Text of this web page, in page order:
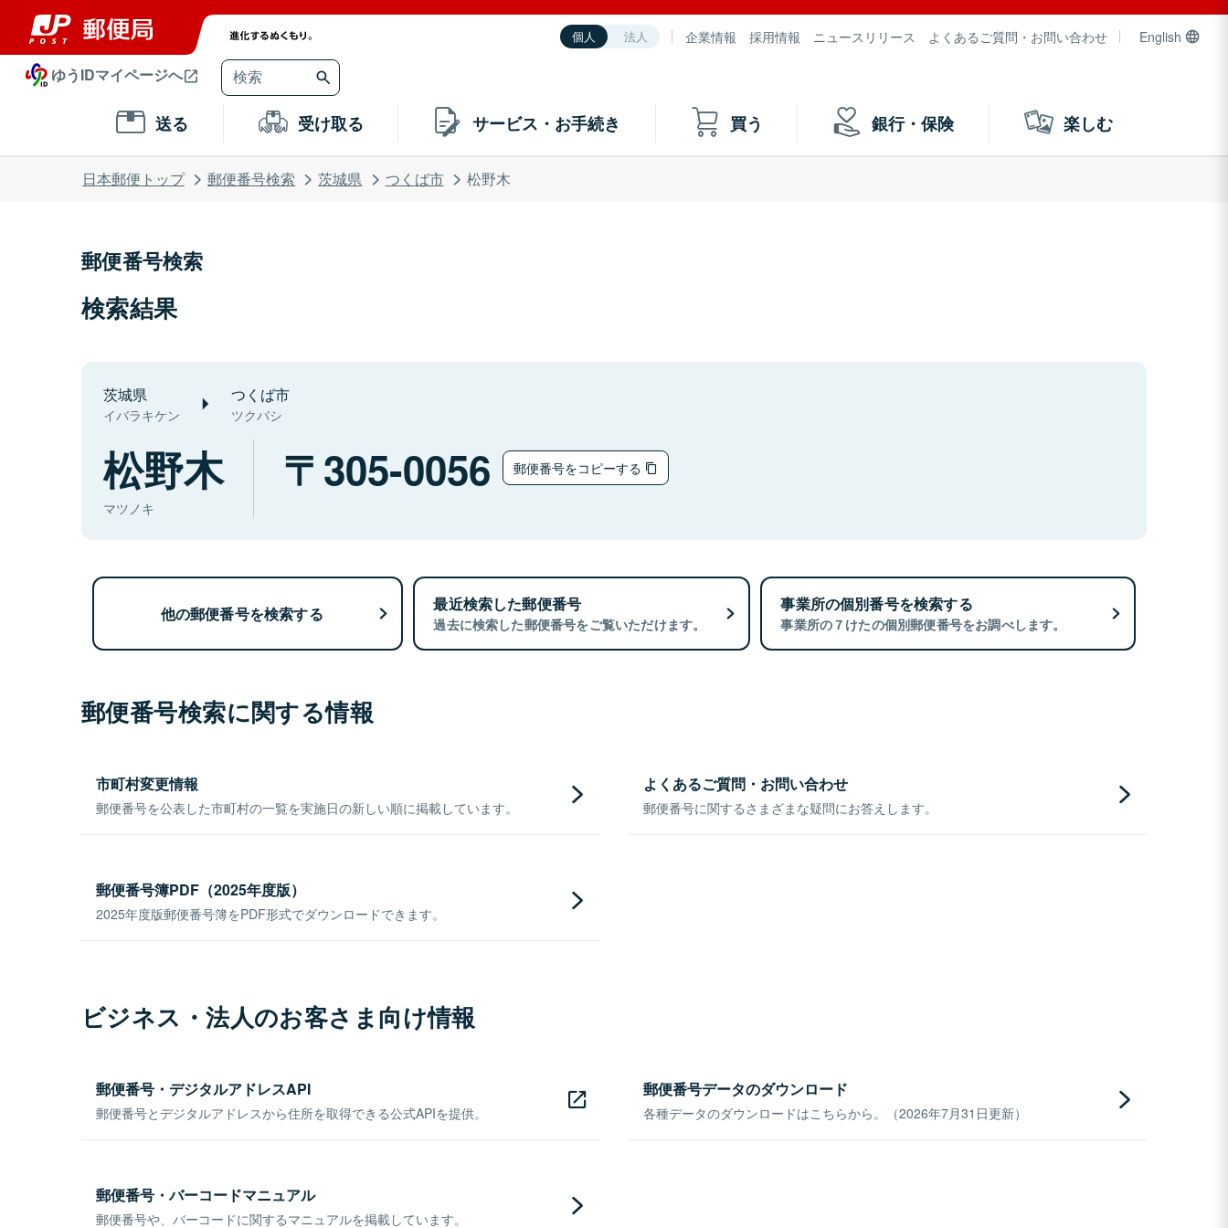
個人 法人 企業情報 採用情報 ニュースリリース よくあるご質問・お問い合わせ English
ゆうIDマイページへ
送る 受け取る サービス・お手続き 買う 銀行・保険 楽しむ
日本郵便トップ 郵便番号検索 茨城県 つくば市 松野木
郵便番号検索
検索結果
茨城県
イバラキケン
つくば市
ツクバシ
松野木
マツノキ
305-0056 郵便番号をコピーする
他の郵便番号を検索する 最近検索した郵便番号
過去に検索した郵便番号をご覧いただけます。
事業所の個別番号を検索する
事業所の７けたの個別郵便番号をお調べします。
郵便番号検索に関する情報
市町村変更情報
郵便番号を公表した市町村の一覧を実施日の新しい順に掲載しています。
よくあるご質問・お問い合わせ
郵便番号に関するさまざまな疑問にお答えします。
郵便番号簿PDF（2025年度版）
2025年度版郵便番号簿をPDF形式でダウンロードできます。
ビジネス・法人のお客さま向け情報
郵便番号・デジタルアドレスAPI
郵便番号とデジタルアドレスから住所を取得できる公式APIを提供。
郵便番号データのダウンロード
各種データのダウンロードはこちらから。（2026年7月31日更新）
郵便番号・バーコードマニュアル
郵便番号や、バーコードに関するマニュアルを掲載しています。